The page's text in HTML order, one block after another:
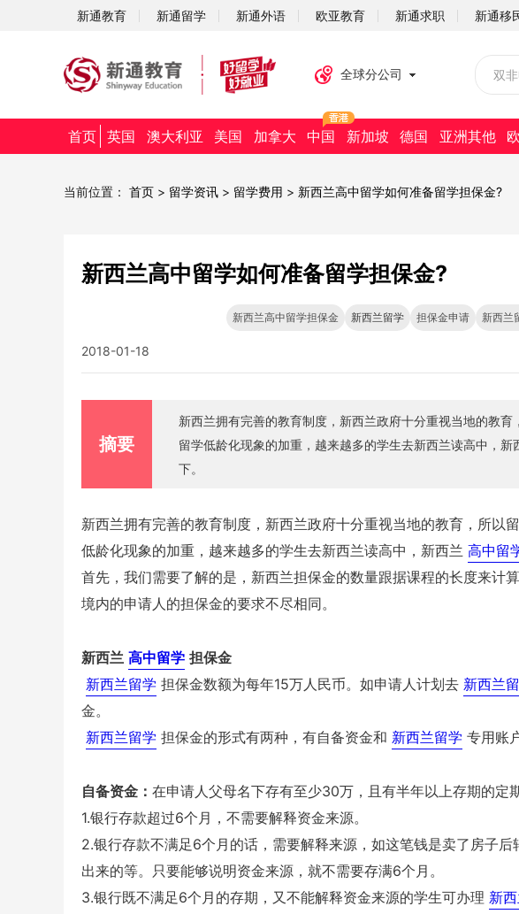
新通教育 新通留学 新通外语 欧亚教育 新通求职 新通移
全球分公司
首页 英国 澳大利亚 美国 加拿大 中国 新加坡 德国 亚洲其他
当前位置： 首页 > 留学资讯 > 留学费用 > 新西兰高中留学如何准备留学担保金?
新西兰高中留学如何准备留学担保金?
新西兰高中留学担保金 新西兰留学 担保金申请 新西兰
2018-01-18
摘要
新西兰拥有完善的教育制度，新西兰政府十分重视当地的教
留学低龄化现象的加重，越来越多的学生去新西兰读高中，
下。
新西兰拥有完善的教育制度，新西兰政府十分重视当地的教育，所以
低龄化现象的加重，越来越多的学生去新西兰读高中，新西兰 高中留
首先，我们需要了解的是，新西兰担保金的数量跟据课程的长度来计
境内的申请人的担保金的要求不尽相同。
新西兰 高中留学 担保金
新西兰留学 担保金数额为每年15万人民币。如申请人计划去 新西兰
金。
新西兰留学 担保金的形式有两种，有自备资金和 新西兰留学 专用账
自备资金： 在申请人父母名下存有至少30万，且有半年以上存期的定期
1.银行存款超过6个月，不需要解释资金来源。
2.银行存款不满足6个月的话，需要解释来源，如这笔钱是卖了房子
出来的等。只要能够说明资金来源，就不需要存满6个月。
3.银行既不满足6个月的存期，又不能解释资金来源的学生可办理 新